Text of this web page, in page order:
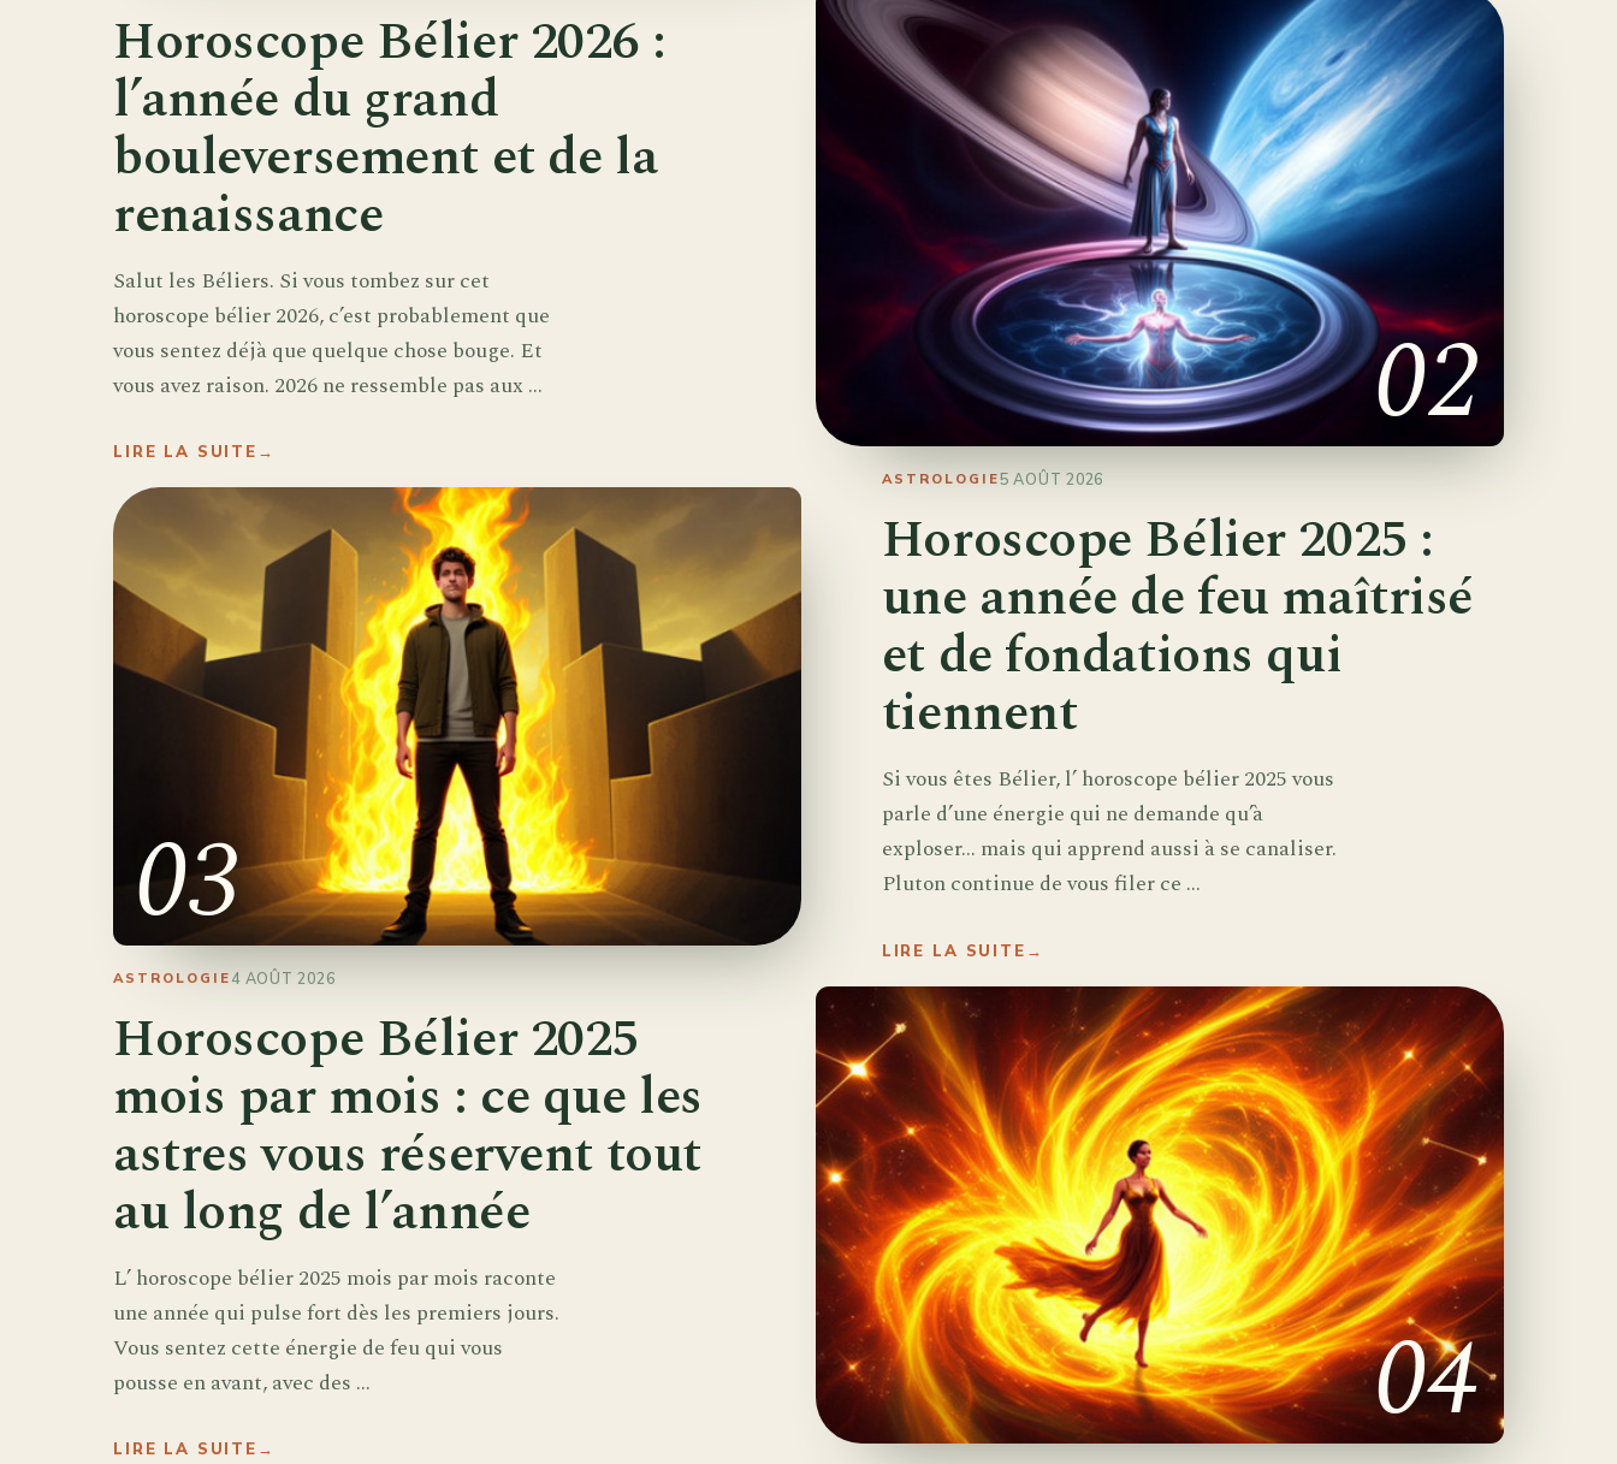
02
Horoscope Bélier 2026 :
l’année du grand
bouleversement et de la
renaissance
Salut les Béliers. Si vous tombez sur cet
horoscope bélier 2026, c’est probablement que
vous sentez déjà que quelque chose bouge. Et
vous avez raison. 2026 ne ressemble pas aux ...
LIRE LA SUITE →
03
ASTROLOGIE5 AOÛT 2026
Horoscope Bélier 2025 :
une année de feu maîtrisé
et de fondations qui
tiennent
Si vous êtes Bélier, l’ horoscope bélier 2025 vous
parle d’une énergie qui ne demande qu’à
exploser… mais qui apprend aussi à se canaliser.
Pluton continue de vous filer ce ...
LIRE LA SUITE →
04
ASTROLOGIE 4 AOÛT 2026
Horoscope Bélier 2025
mois par mois : ce que les
astres vous réservent tout
au long de l’année
L’ horoscope bélier 2025 mois par mois raconte
une année qui pulse fort dès les premiers jours.
Vous sentez cette énergie de feu qui vous
pousse en avant, avec des ...
LIRE LA SUITE →